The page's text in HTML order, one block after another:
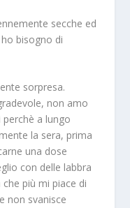
secche ed
bisogno di
sorpresa.
non amo
a lungo
la sera, prima
una dose
con delle labbra
più mi piace di
non svanisce